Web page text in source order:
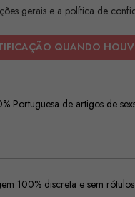
gerais e a política de
QUANDO
Portuguesa de artigos de
100% discreta e sem